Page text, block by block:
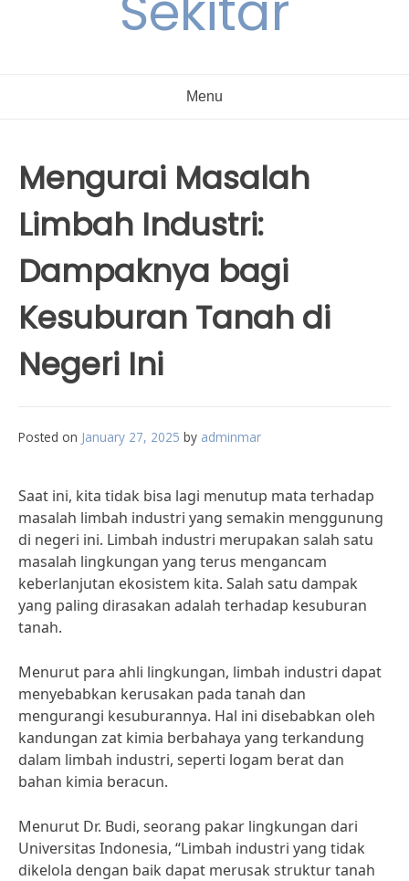
Menu
Mengurai Masalah
Limbah Industri:
Dampaknya bagi
Kesuburan Tanah di
Negeri Ini
Posted on January 27, 2025 by adminmar
Saat ini, kita tidak bisa lagi menutup mata terhadap
masalah limbah industri yang semakin menggunung
di negeri ini. Limbah industri merupakan salah satu
masalah lingkungan yang terus mengancam
keberlanjutan ekosistem kita. Salah satu dampak
yang paling dirasakan adalah terhadap kesuburan
tanah.
Menurut para ahli lingkungan, limbah industri dapat
menyebabkan kerusakan pada tanah dan
mengurangi kesuburannya. Hal ini disebabkan oleh
kandungan zat kimia berbahaya yang terkandung
dalam limbah industri, seperti logam berat dan
bahan kimia beracun.
Menurut Dr. Budi, seorang pakar lingkungan dari
Universitas Indonesia, “Limbah industri yang tidak
dikelola dengan baik dapat merusak struktur tanah